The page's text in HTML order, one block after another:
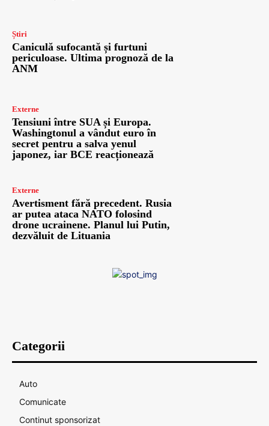
Știri
Caniculă sufocantă și furtuni
periculoase. Ultima prognoză de la
ANM
Externe
Tensiuni între SUA și Europa.
Washingtonul a vândut euro în
secret pentru a salva yenul
japonez, iar BCE reacționează
Externe
Avertisment fără precedent. Rusia
ar putea ataca NATO folosind
drone ucrainene. Planul lui Putin,
dezvăluit de Lituania
Categorii
Auto
Comunicate
Continut sponsorizat